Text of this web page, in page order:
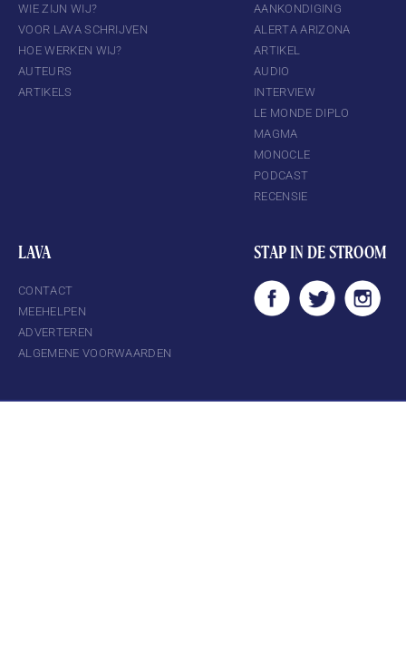
WIE ZIJN WIJ?
VOOR LAVA SCHRIJVEN
HOE WERKEN WIJ?
AUTEURS
ARTIKELS
AANKONDIGING
ALERTA ARIZONA
ARTIKEL
AUDIO
INTERVIEW
LE MONDE DIPLO
MAGMA
MONOCLE
PODCAST
RECENSIE
LAVA
CONTACT
MEEHELPEN
ADVERTEREN
ALGEMENE VOORWAARDEN
STAP IN DE STROOM